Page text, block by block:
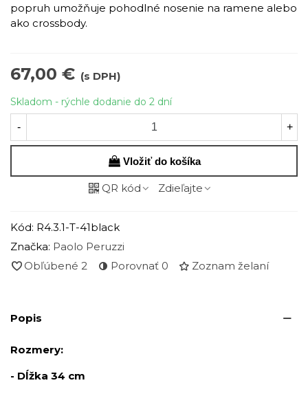
popruh umožňuje pohodlné nosenie na ramene alebo
ako crossbody.
67,00 € (s DPH)
Skladom - rýchle dodanie do 2 dní
- +
Vložiť do košíka
QR kód Zdieľajte
Kód: R4.3.1-T-41black
Značka: Paolo Peruzzi
Obľúbené 2 Porovnať 0 Zoznam želaní
Popis
Rozmery:
- Dĺžka 34 cm